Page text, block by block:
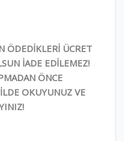
ÖDEDİKLERİ ÜCRET
İADE EDİLEMEZ!
ÖNCE
OKUYUNUZ VE